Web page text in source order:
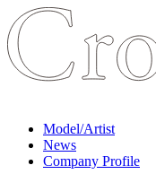
Model/Artist
News
Company Profile